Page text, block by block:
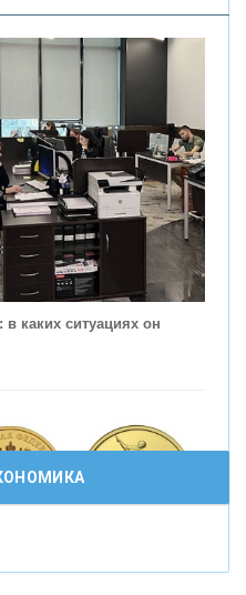
в каких ситуациях он